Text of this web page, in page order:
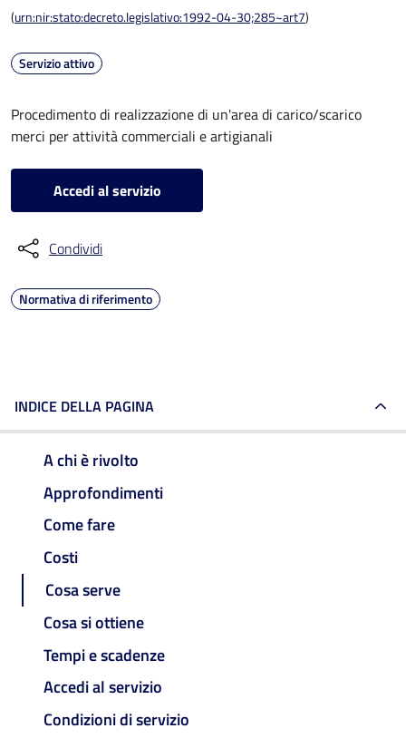
(urn:nir:stato:decreto.legislativo:1992-04-30;285~art7)
Servizio attivo
Procedimento di realizzazione di un'area di carico/scarico
merci per attività commerciali e artigianali
Accedi al servizio
Condividi
Normativa di riferimento
INDICE DELLA PAGINA
A chi è rivolto
Approfondimenti
Come fare
Costi
Cosa serve
Cosa si ottiene
Tempi e scadenze
Accedi al servizio
Condizioni di servizio